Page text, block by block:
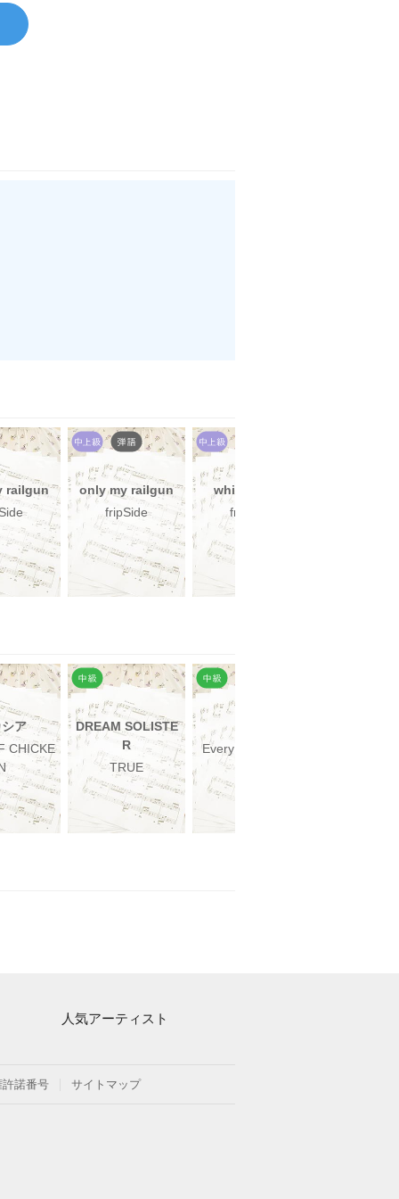
railgun
only my railgun
fripSide
white forces
fripSide
ア
CHICKE
DREAM SOLISTE
R
TRUE
Every Little Thing
人気アーティスト
ヨルシカ
許諾番号 サイトマップ